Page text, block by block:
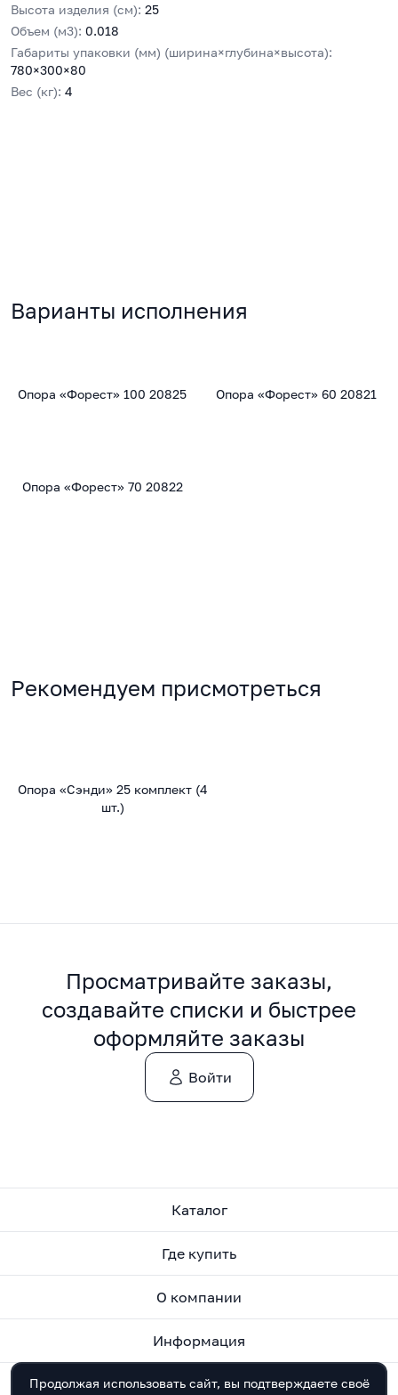
Высота изделия (см): 25
Объем (м3): 0.018
Габариты упаковки (мм) (ширина×глубина×высота):
780×300×80
Вес (кг): 4
Варианты исполнения
Опора «Форест» 100 20825 Опора «Форест» 60 20821
Опора «Форест» 70 20822
Рекомендуем присмотреться
Опора «Сэнди» 25 комплект (4
шт.)
Просматривайте заказы,
создавайте списки и быстрее
оформляйте заказы
Войти
Каталог
Где купить
О компании
Информация
Контакты
Продолжая использовать сайт, вы подтверждаете своё